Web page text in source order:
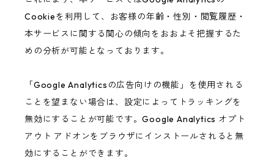
Cookieを利用して、お客様の年齢・性別・閲覧履歴・
本サービスに関する関心の傾向をおおよそ把握するた
めの分析が可能となっております。
「Google Analyticsの広告向けの機能」を使用される
ことを望まない場合は、設定によってトラッキングを
無効にすることが可能です。Google Analytics オプト
アウト アドオンをブラウザにインストールされると無
効にすることができます。